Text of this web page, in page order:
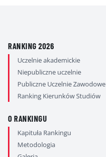
RANKING 2026
Uczelnie akademickie
Niepubliczne uczelnie
Publiczne Uczelnie Zawodowe
Ranking Kierunków Studiów
O RANKINGU
Kapituła Rankingu
Metodologia